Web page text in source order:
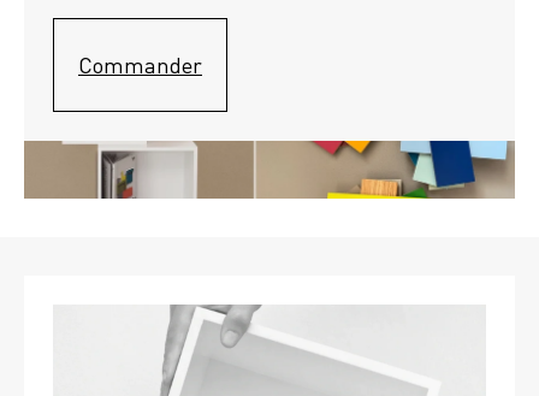
Commander